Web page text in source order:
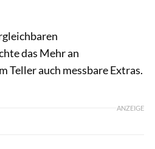
das Mehr an
Teller auch messbare Extras.
ANZEIGE